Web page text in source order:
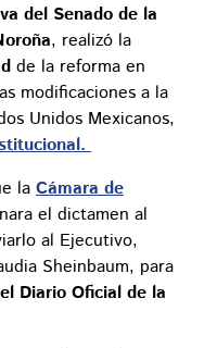
del Senado de la
, realizó la
de la reforma en
modificaciones a la
Unidos Mexicanos,
la Cámara de
el dictamen al
al Ejecutivo,
Sheinbaum, para
Diario Oficial de la